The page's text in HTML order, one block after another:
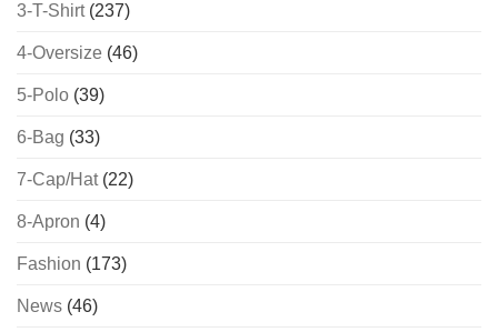
3-T-Shirt(237)
4-Oversize (46)
5-Polo (39)
6-Bag (33)
7-Cap/Hat(22)
8-Apron (4)
Fashion (173)
News (46)